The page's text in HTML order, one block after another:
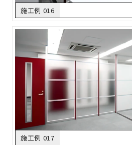
施工例 016
施工例 017